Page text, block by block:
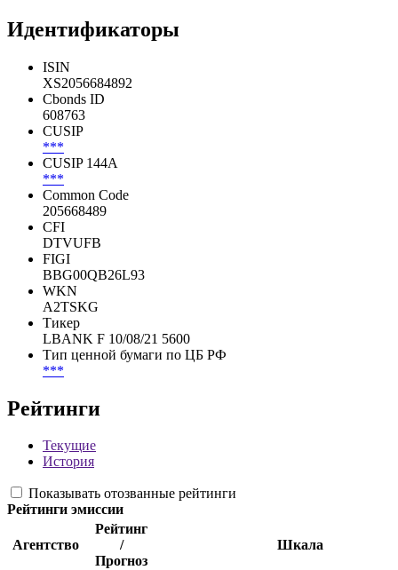
Идентификаторы
ISIN
XS2056684892
Cbonds ID
608763
CUSIP
***
CUSIP 144A
***
Common Code
205668489
CFI
DTVUFB
FIGI
BBG00QB26L93
WKN
A2TSKG
Тикер
LBANK F 10/08/21 5600
Тип ценной бумаги по ЦБ РФ
***
Рейтинги
Текущие
История
Показывать отозванные рейтинги
Рейтинги эмиссии
Агентство
Рейтинг
/
Прогноз
Шкала